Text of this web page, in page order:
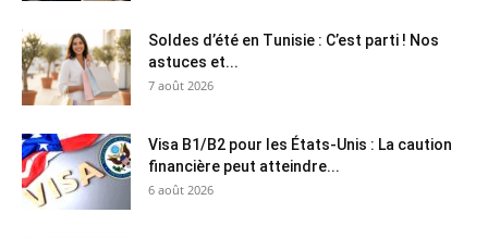
Soldes d’été en Tunisie : C’est parti ! Nos
astuces et...
7 août 2026
Visa B1/B2 pour les États-Unis : La caution
financière peut atteindre...
6 août 2026